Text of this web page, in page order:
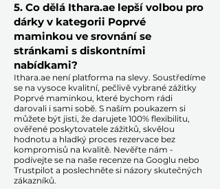
5. Co dělá Ithara.ae lepší volbou pro
dárky v kategorii Poprvé
maminkou ve srovnání se
stránkami s diskontními
nabídkami?​
​​Ithara.ae není platforma na slevy. Soustředíme
se na vysoce kvalitní, pečlivě vybrané zážitky
Poprvé maminkou, které bychom rádi
darovali i sami sobě. S naším poukazem si
můžete být jisti, že darujete 100% flexibilitu,
ověřené poskytovatele zážitků, skvělou
hodnotu a hladký proces rezervace bez
kompromisů na kvalitě. Nevěřte nám -
podívejte se na naše recenze na Googlu nebo
Trustpilot a poslechněte si názory skutečných
zákazníků.